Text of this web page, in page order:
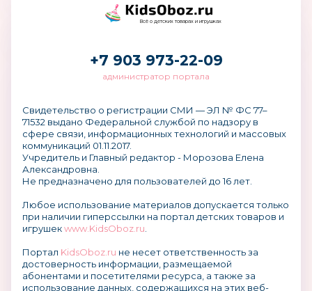
Всё о детских товарах и игрушках
+7 903 973-22-09
администратор портала
Свидетельство о регистрации СМИ — ЭЛ № ФС 77–
71532 выдано Федеральной службой по надзору в
сфере связи, информационных технологий и массовых
коммуникаций 01.11.2017.
Учредитель и Главный редактор - Морозова Елена
Александровна.
Не предназначено для пользователей до 16 лет.
Любое использование материалов допускается только
при наличии гиперссылки на портал детских товаров и
игрушекwww.KidsOboz.ru
Портал KidsOboz.ru не несет ответственность за
достоверность информации, размещаемой
абонентами и посетителями ресурса, а также за
использование данных, содержащихся на этих веб-